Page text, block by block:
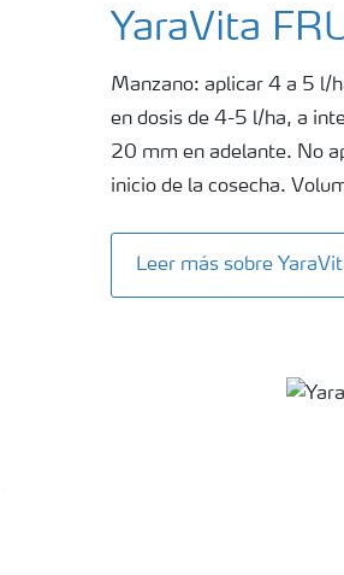
YaraVita
Manzano: aplicar 4 a 5 l/
en dosis de 4-5 l/ha, a
20 mm en adelante. No
inicio de la cosecha.
Leer más sobre